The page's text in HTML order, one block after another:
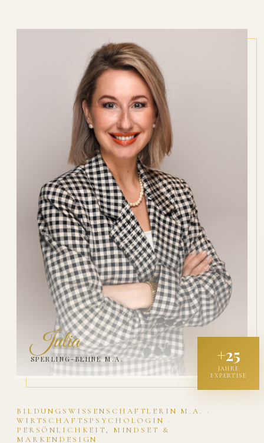
BILDUNGSWISSENSCHAFTLERIN M.A. ·
WIRTSCHAFTSPSYCHOLOGIN ·
PERSÖNLICHKEIT, MINDSET &
MARKENDESIGN
Julia
SPERLING-BEHNE M.A. +25
JAHRE
EXPERTISE